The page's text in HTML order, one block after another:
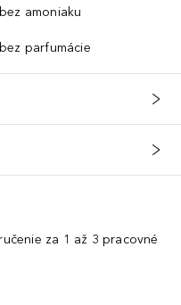
bez amoniaku
bez parfumácie
za 1 až 3 pracovné